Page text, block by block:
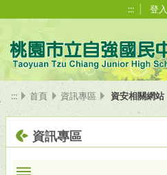
::: 登入
::: 首頁 資訊專區 資安相關網站
資訊專區